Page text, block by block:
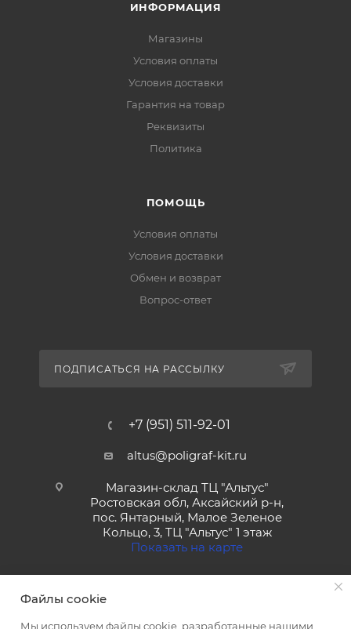
ИНФОРМАЦИЯ
Магазины
Условия оплаты
Условия доставки
Гарантия на товар
Реквизиты
Политика
ПОМОЩЬ
Условия оплаты
Условия доставки
Обмен и возврат
Вопрос-ответ
ПОДПИСАТЬСЯ НА РАССЫЛКУ
+7 (951) 511-92-01
altus@poligraf-kit.ru
Магазин-склад ТЦ "Альтус"
Ростовская обл, Аксайский р-н,
пос. Янтарный, Малое Зеленое
Кольцо, 3, ТЦ "Альтус" 1 этаж
Показать на карте
Файлы cookie
Мы используем файлы cookie, разработанные нашими